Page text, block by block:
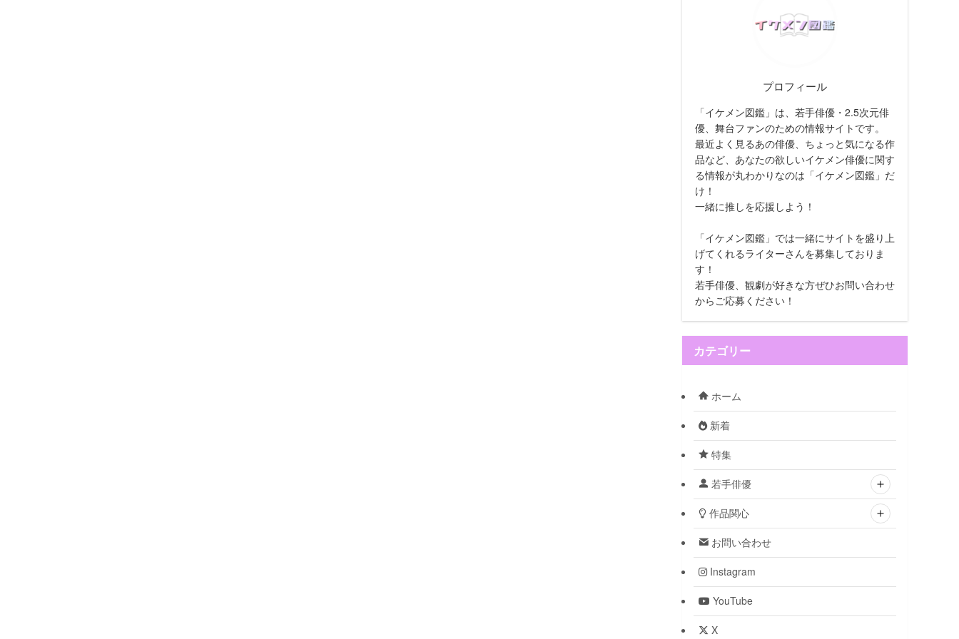
プロフィール
「イケメン図鑑」は、若手俳優・2.5次元俳
優、舞台ファンのための情報サイトです。
最近よく見るあの俳優、ちょっと気になる作
品など、あなたの欲しいイケメン俳優に関す
る情報が丸わかりなのは「イケメン図鑑」だ
け！
一緒に推しを応援しよう！
「イケメン図鑑」では一緒にサイトを盛り上
げてくれるライターさんを募集しておりま
す！
若手俳優、観劇が好きな方ぜひお問い合わせ
からご応募ください！
カテゴリー
ホーム
新着
特集
若手俳優
作品関心
お問い合わせ
Instagram
YouTube
X